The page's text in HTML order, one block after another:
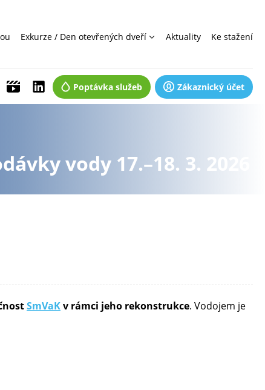
Exkurze / Den otevřených dveří Aktuality Ke stažení
Poptávka služeb Zákaznický účet
vody 17.–18. 3. 2026
SmVaKv rámci jeho rekonstrukce. Vodojem je